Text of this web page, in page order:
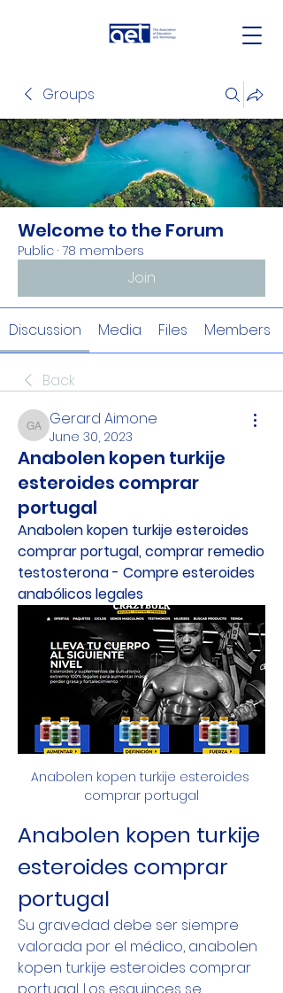
Groups
Welcome to the Forum
Public · 78 members
Join
Discussion Media Files Members
Back
Gerard Aimone
Gerard Aimone
June 30, 2023
Anabolen kopen turkije
esteroides comprar
portugal
Anabolen kopen turkije esteroides
comprar portugal, comprar remedio
testosterona - Compre esteroides
anabólicos legales
Anabolen kopen turkije esteroides
comprar portugal
Anabolen kopen turkije
esteroides comprar
portugal
Su gravedad debe ser siempre
valorada por el médico, anabolen
kopen turkije esteroides comprar
portugal. Los esguinces se